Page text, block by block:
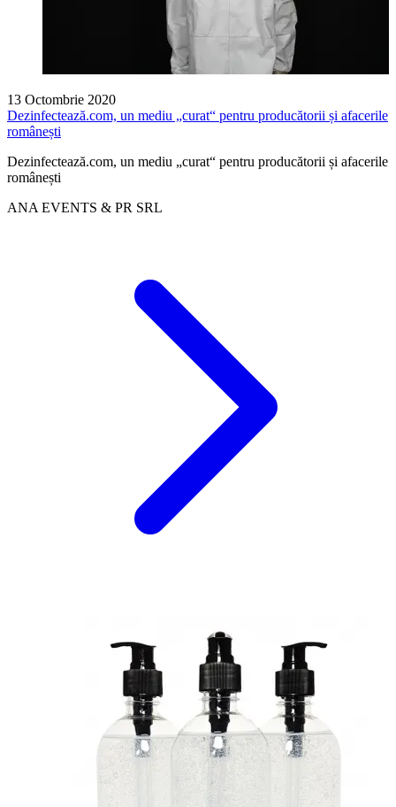
13 Octombrie 2020
Dezinfectează.com, un mediu „curat“ pentru producătorii și afacerile
românești
Dezinfectează.com, un mediu „curat“ pentru producătorii și afacerile
românești
ANA EVENTS & PR SRL